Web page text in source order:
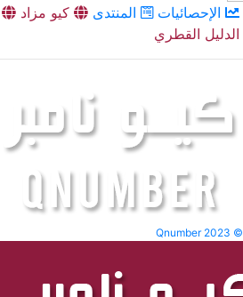
الإحصائيات المنتدى
كيو مزاد
الدليل القطري
Qnumber 2023 ©